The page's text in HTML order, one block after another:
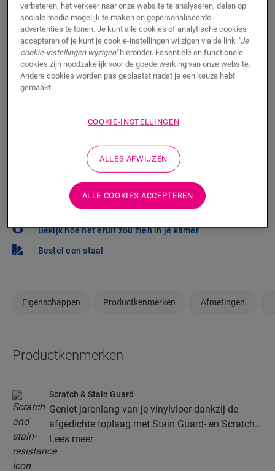
Vind een verkooppunt in de buurt
Wil je deze vloer graag in het echt te zien? Zit je nog
met vragen? Geen probleem! Er is altijd een Quick-Step
verkooppunt in je buurt.
Weet je niet zeker of deze vloer bij je stijl en
behoeften past?
Bekijk hoe het eruit zou zien in je kamer
Bestel een staal
Eigenschappen Productkenmerken Afmetingen
Productkenmerken
Scratch & Stain Guard
Geniet jarenlang van je vinylvloer dankzij de
afgedichte toplaag met Stain Guard- en Scratch
Guard-technologie. Deze laag biedt superieure
bescherming tegen krassen, vlekken, vuil en
Lees meer
verbeteren, het verkeer naar onze website te analyseren, delen op
sociale media mogelijk te maken en gepersonaliseerde
advertenties te tonen. Je kunt alle cookies of analytische cookies
accepteren of je kunt je cookie-instellingen wijzigen via de link "Je
cookie-instellingen wijzigen"hieronder. Essentiële en functionele
cookies zijn noodzakelijk voor de goede werking van onze website.
Andere cookies worden pas geplaatst nadat je een keuze hebt
gemaakt.
COOKIE-INSTELLINGEN
ALLES AFWIJZEN
ALLE COOKIES ACCEPTEREN